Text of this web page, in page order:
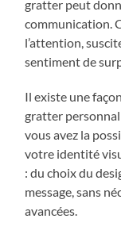
gratter peut
communication.
l’attention,
sentiment de
Il existe une
gratter
vous avez la
votre identité
: du choix du
message, sans
avancées.